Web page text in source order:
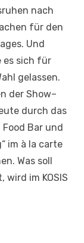
nach
für den
Und
es sich für
gelassen.
der Show–
durch das
Food Bar und
im à la carte
Was soll
wird im KOSIS